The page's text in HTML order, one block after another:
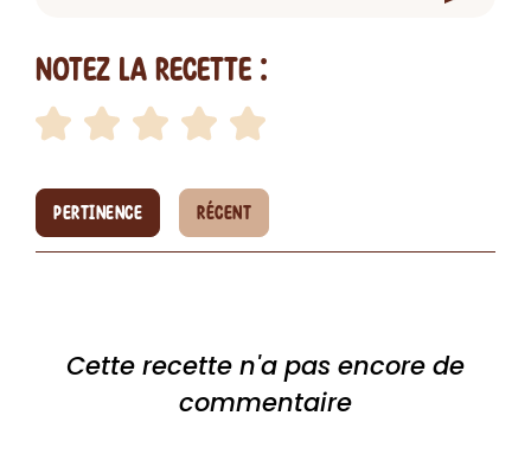
Notez la recette :
PERTINENCE RÉCENT
Cette recette n'a pas encore de
commentaire